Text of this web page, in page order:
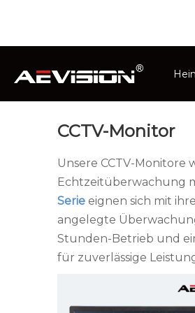
Heim
CCTV-Monitor
Unsere CCTV-
Echtzeitüberwachung
Serie eignen sich mit
angelegte
Stunden-Betrieb und
für zuverlässige